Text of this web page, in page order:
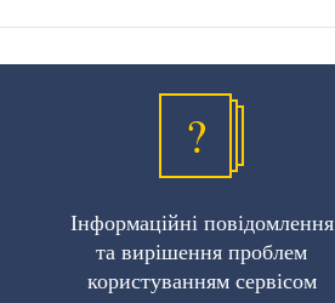
?
Інформаційні повідомлення
та вирішення проблем
користуванням сервісом